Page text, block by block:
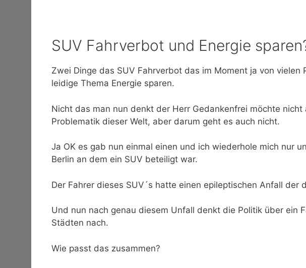
SUV Fahrverbot und Energie
Zwei Dinge das SUV Fahrverbot das im Moment ja von
leidige Thema Energie sparen.
Nicht das man nun denkt der Herr Gedankenfrei möchte
Problematik dieser Welt, aber darum geht es auch nicht.
Ja OK es gab nun einmal einen und ich wiederhole mich nur
Berlin an dem ein SUV beteiligt war.
Der Fahrer dieses SUV´s hatte einen epileptischen Anfall der
Und nun nach genau diesem Unfall denkt die Politik über ein
Städten nach.
Wie passt das zusammen?